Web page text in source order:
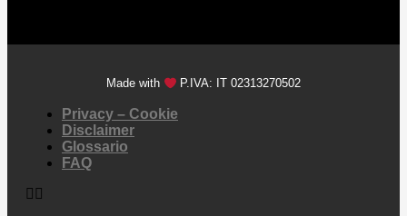
Made with P.IVA: IT 02313270502
Privacy – Cookie
Disclaimer
Glossario
FAQ